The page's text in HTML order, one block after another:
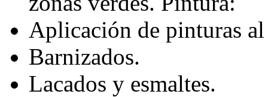
Aplicación de pinturas
Barnizados.
Lacados y esmaltes.